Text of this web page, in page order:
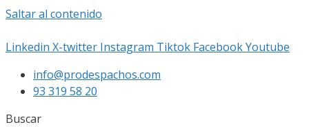
Saltar al contenido
Linkedin X-twitter Instagram Tiktok FacebookYoutube
info@prodespachos.com
93 319 58 20
Buscar